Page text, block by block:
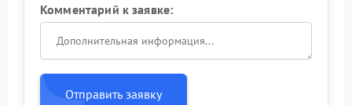
Комментарий к заявке:
Отправить заявку